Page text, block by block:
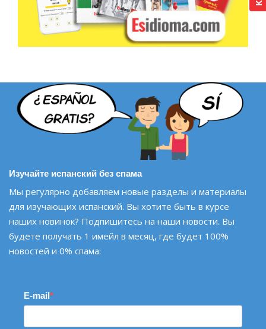
Изучайте испанский без спама
Мы регулярно добавляем новые разделы и материалы
для изучающих испанский. Вы хотите быть в курсе
наших новинок? Подпишитесь на наши новости. Вы
будете получать 1 имейл в месяц, где будет 100%
новостей и 0% спама:
E-mail